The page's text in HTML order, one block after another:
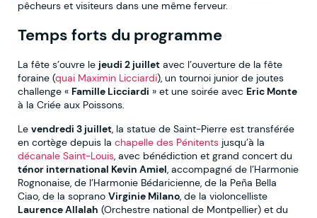
pêcheurs et visiteurs dans une même ferveur.
Temps forts du programme
La fête s’ouvre le jeudi 2 juillet avec l’ouverture de la fête
foraine (quai Maximin Licciardi), un tournoi junior de joutes
challenge « Famille Licciardi » et une soirée avec Eric Monte
à la Criée aux Poissons.
Le vendredi 3 juillet, la statue de Saint-Pierre est transférée
en cortège depuis la chapelle des Pénitents jusqu’à la
décanale Saint-Louis, avec bénédiction et grand concert du
ténor international Kevin Amiel, accompagné de l’Harmonie
Rognonaise, de l’Harmonie Bédaricienne, de la Peña Bella
Ciao, de la soprano Virginie Milano, de la violoncelliste
Laurence Allalah (Orchestre national de Montpellier) et du